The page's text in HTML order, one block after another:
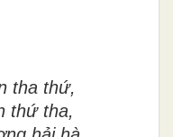
tha thứ,
thứ tha,